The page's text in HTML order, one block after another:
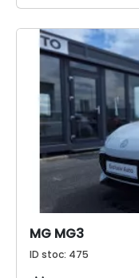
MG MG3
ID stoc: 475